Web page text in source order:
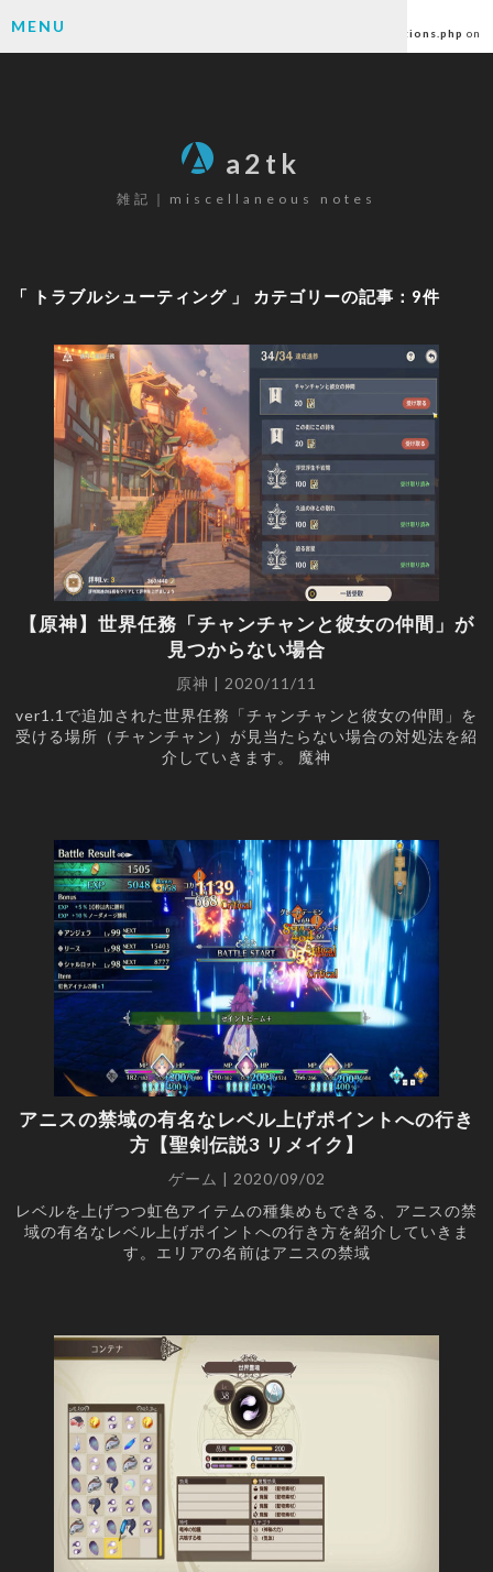
Warning : Undefined array key "author" in
/home/ctlc/a2tk.com/public_html/wp-content/themes/a2tk/functions.php on
ゲーミングデバイス
(19)
楽器(12)
ゲーム(80)
原神(68)
その他
(6)
オーディオ(6)
スマートフォン(5)
WEB(4)
分解(4)
家電(2)
個人情報保護方針
このサイトについて
a2tk
雑記｜miscellaneous notes
「 トラブルシューティング 」 カテゴリーの記事：9件
【原神】世界任務「チャンチャンと彼女の仲間」が
見つからない場合
原神 | 2020/11/11
ver1.1で追加された世界任務「チャンチャンと彼女の仲間」を
受ける場所（チャンチャン）が見当たらない場合の対処法を紹
介していきます。 魔神
アニスの禁域の有名なレベル上げポイントへの行き
方【聖剣伝説3 リメイク】
ゲーム | 2020/09/02
レベルを上げつつ虹色アイテムの種集めもできる、アニスの禁
域の有名なレベル上げポイントへの行き方を紹介していきま
す。エリアの名前はアニスの禁域
MENU